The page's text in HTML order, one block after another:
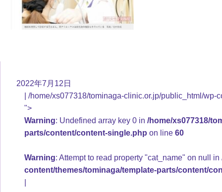
2022年7月12日
/home/xs077318/tominaga-clinic.or.jp/public_html/
">
Warning: Undefined array key 0 in /home/xs077318/
parts/content/content-single.php on line 60
Warning: Attempt to read property "cat_name" on null in
content/themes/tominaga/template-parts/content/